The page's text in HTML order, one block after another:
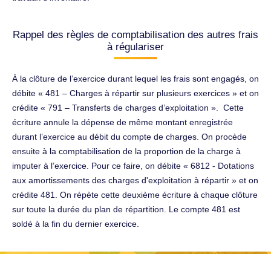
Rappel des règles de comptabilisation des autres frais
à régulariser
À la clôture de l’exercice durant lequel les frais sont engagés, on
débite « 481 – Charges à répartir sur plusieurs exercices » et on
crédite « 791 – Transferts de charges d’exploitation ». Cette
écriture annule la dépense de même montant enregistrée
durant l’exercice au débit du compte de charges. On procède
ensuite à la comptabilisation de la proportion de la charge à
imputer à l’exercice. Pour ce faire, on débite « 6812 - Dotations
aux amortissements des charges d'exploitation à répartir » et on
crédite 481. On répète cette deuxième écriture à chaque clôture
sur toute la durée du plan de répartition. Le compte 481 est
soldé à la fin du dernier exercice.